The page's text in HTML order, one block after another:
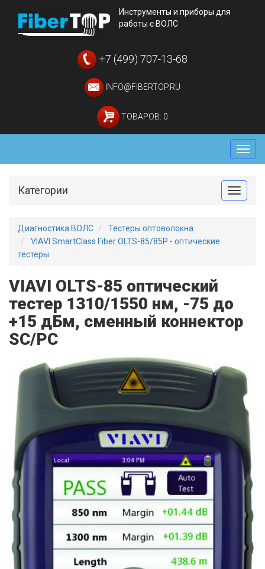
Инструменты и приборы для
работы с ВОЛС
+7 (499) 707-13-68
INFO@FIBERTOP.RU
ТОВАРОВ: 0
Меню
Toggle
Категории
Диагностика ВОЛС
Тестеры оптоволокна
VIAVI SmartClass Fiber OLTS-85/85P - оптические
тестеры
VIAVI OLTS-85 оптический
тестер 1310/1550 нм, -75 до
+15 дБм, сменный коннектор
SC/PC